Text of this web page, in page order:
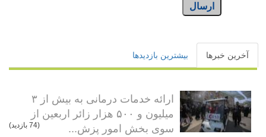
ارسال
آخرین خبرها بیشترین بازدیدها
ارائه خدمات درمانی به بیش از ۳
میلیون و ۵۰۰ هزار زائر اربعین از
سوی بخش امور پزش...
(74 بازدید)